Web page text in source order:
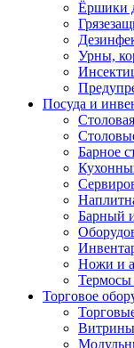
Ёршики
Урны,
Посуда и
Барное
Барный
Ножи и
Термосы
Торговое